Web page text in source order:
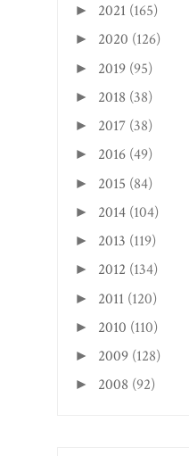
► 2021 (165)
► 2020 (126)
► 2019 (95)
► 2018 (38)
► 2017 (38)
► 2016 (49)
► 2015 (84)
► 2014 (104)
► 2013 (119)
► 2012 (134)
► 2011 (120)
► 2010 (110)
► 2009 (128)
► 2008 (92)